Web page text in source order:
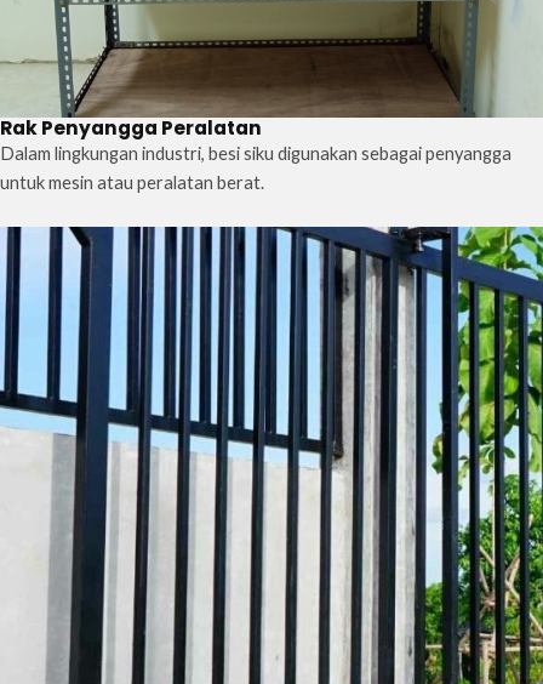
Rak Penyangga Peralatan
Dalam lingkungan industri, besi siku digunakan sebagai penyangga
untuk mesin atau peralatan berat.